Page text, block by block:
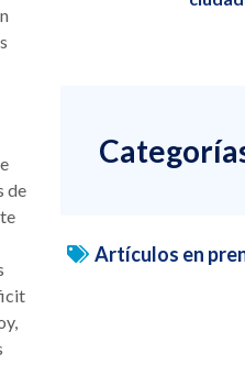
de
Artículos en